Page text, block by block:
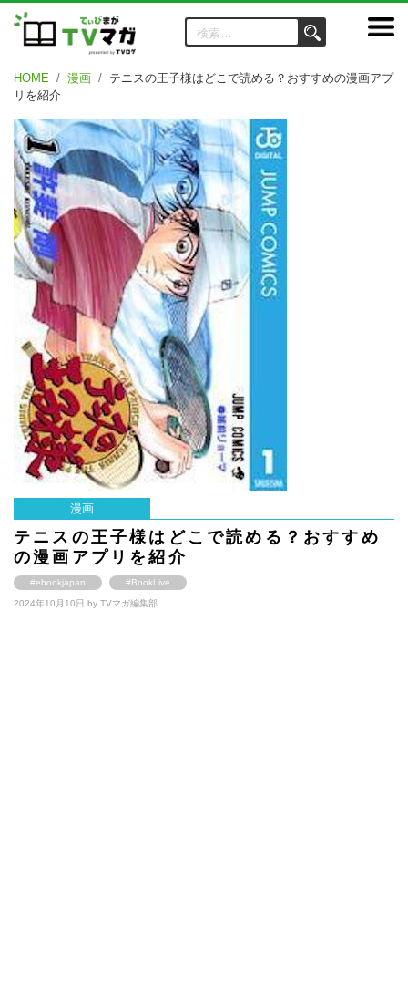
HOME 漫画
テニスの王子様はどこで読める？おすすめの漫画アプ
リを紹介
漫画
テニスの王子様はどこで読める？おすすめ
の漫画アプリを紹介
#ebookjapan #BookLive
2024年10月10日 by TVマガ編集部